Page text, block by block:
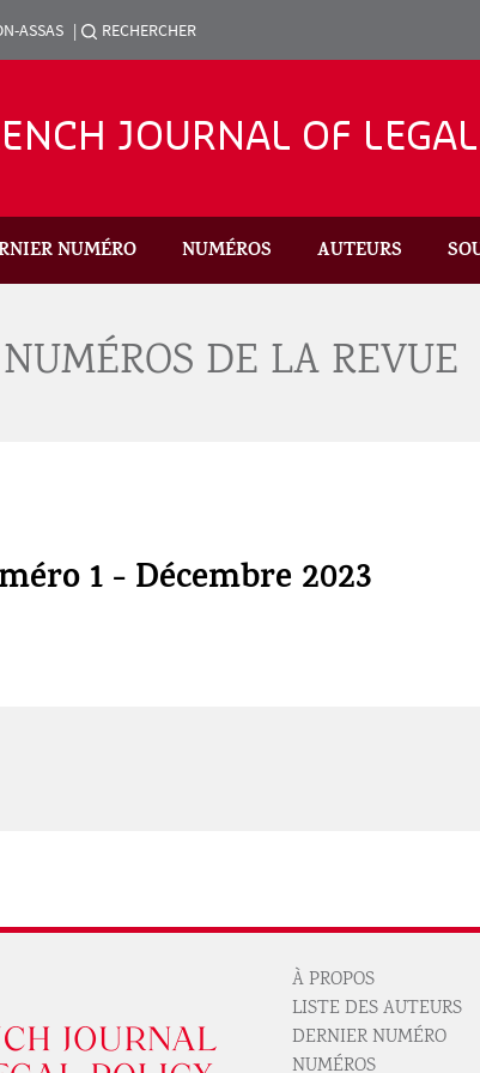
ASSAS RECHERCHER
JOURNAL OF
NUMÉRO NUMÉROS AUTEURS
DE LA REVUE
1 - Décembre 2023
Pied de page revue 1
À PROPOS
LISTE DES AUTEURS
DERNIER NUMÉRO
NUMÉROS